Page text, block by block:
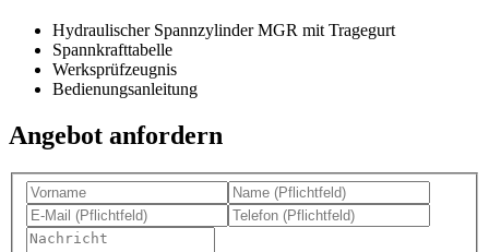
Hydraulischer Spannzylinder MGR mit Tragegurt
Spannkrafttabelle
Werksprüfzeugnis
Bedienungsanleitung
Angebot anfordern